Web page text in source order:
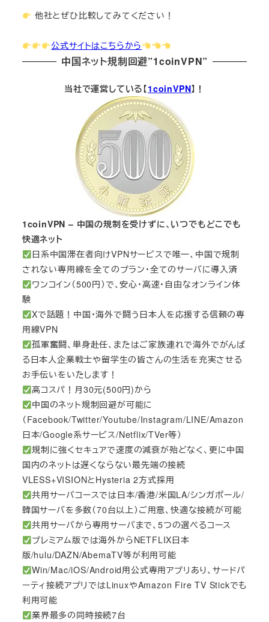
他社とぜひ比較してみてください！
公式サイトはこちらから
中国ネット規制回避”1coinVPN”
当社で運営している【1coinVPN】！
1coinVPN – 中国の規制を受けずに、いつでもどこでも
快適ネット
日系中国滞在者向けVPNサービスで唯一、中国で規制
されない専用線を全てのプラン・全てのサーバに導入済
ワンコイン（500円）で、安心・高速・自由なオンライン体
験
Xで話題！中国・海外で闘う日本人を応援する信頼の専
用線VPN
孤軍奮闘、単身赴任、またはご家族連れで海外でがんば
る日本人企業戦士や留学生の皆さんの生活を充実させる
お手伝いをいたします！
高コスパ！月30元(500円)から
中国のネット規制回避が可能に
（Facebook/Twitter/Youtube/Instagram/LINE/Amazon
日本/Google系サービス/Netflix/TVer等）
規制に強くセキュアで速度の減衰が殆どなく、更に中国
国内のネットは遅くならない最先端の接続
VLESS+VISIONとHysteria 2方式採用
共用サーバコースでは日本/香港/米国LA/シンガポール/
韓国サーバを多数（70台以上）ご用意、快適な接続が可能
共用サーバから専用サーバまで、5つの選べるコース
プレミアム版では海外からNETFLIX日本
版/hulu/DAZN/AbemaTV等が利用可能
Win/Mac/iOS/Android用公式専用アプリあり、サードパ
ーティ接続アプリではLinuxやAmazon Fire TV Stickでも
利用可能
業界最多の同時接続7台